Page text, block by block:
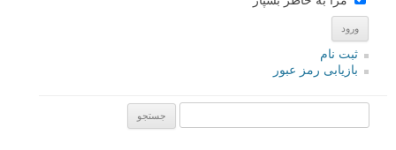
ثبت نام
بازیابی رمز عبور